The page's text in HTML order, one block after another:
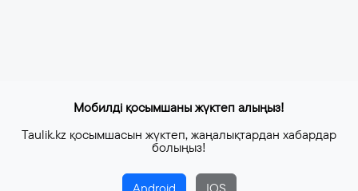
Мобилді қосымшаны жүктеп алыңыз!
Taulik.kz қосымшасын жүктеп, жаңалықтардан хабардар
болыңыз!